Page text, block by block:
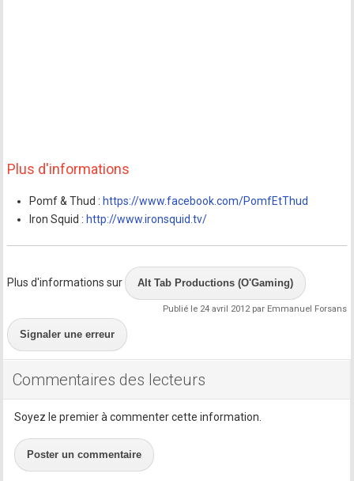
Plus d'informations
Pomf & Thud : https://www.facebook.com/PomfEtThud
Iron Squid : http://www.ironsquid.tv/
Plus d'informations sur Alt Tab Productions (O'Gaming)
Publié le 24 avril 2012 par Emmanuel Forsans
Signaler une erreur
Commentaires des lecteurs
Soyez le premier à commenter cette information.
Poster un commentaire